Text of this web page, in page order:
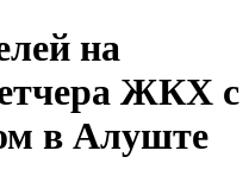
на
ЖКХ с
в Алуште